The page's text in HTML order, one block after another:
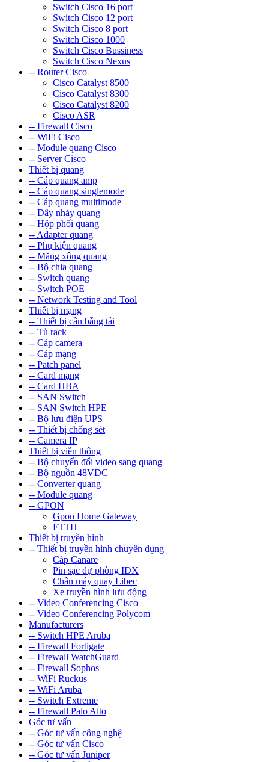
Switch Cisco 16 port
Switch Cisco 12 port
Switch Cisco 8 port
Switch Cisco 1000
Switch Cisco Bussiness
Switch Cisco Nexus
-- Router Cisco
Cisco Catalyst 8500
Cisco Catalyst 8300
Cisco Catalyst 8200
Cisco ASR
-- Firewall Cisco
-- WiFi Cisco
-- Module quang Cisco
-- Server Cisco
Thiết bị quang
-- Cáp quang amp
-- Cáp quang singlemode
-- Cáp quang multimode
-- Dây nhảy quang
-- Hộp phối quang
-- Adapter quang
-- Phụ kiện quang
-- Măng xông quang
-- Bộ chia quang
-- Switch quang
-- Switch POE
-- Network Testing and Tool
Thiết bị mạng
-- Thiết bị cân bằng tải
-- Tủ rack
-- Cáp camera
-- Cáp mạng
-- Patch panel
-- Card mạng
-- Card HBA
-- SAN Switch
-- SAN Switch HPE
-- Bộ lưu điện UPS
-- Thiết bị chống sét
-- Camera IP
Thiết bị viễn thông
-- Bộ chuyển đổi video sang quang
-- Bộ nguồn 48VDC
-- Converter quang
-- Module quang
-- GPON
Gpon Home Gateway
FTTH
Thiết bị truyền hình
-- Thiết bị truyền hình chuyên dụng
Cáp Canare
Pin sạc dự phòng IDX
Chân máy quay Libec
Xe truyền hình lưu động
-- Video Conferencing Cisco
-- Video Conferencing Polycom
Manufacturers
-- Switch HPE Aruba
-- Firewall Fortigate
-- Firewall WatchGuard
-- Firewall Sophos
-- WiFi Ruckus
-- WiFi Aruba
-- Switch Extreme
-- Firewall Palo Alto
Góc tư vấn
-- Góc tư vấn công nghệ
-- Góc tư vấn Cisco
-- Góc tư vấn Juniper